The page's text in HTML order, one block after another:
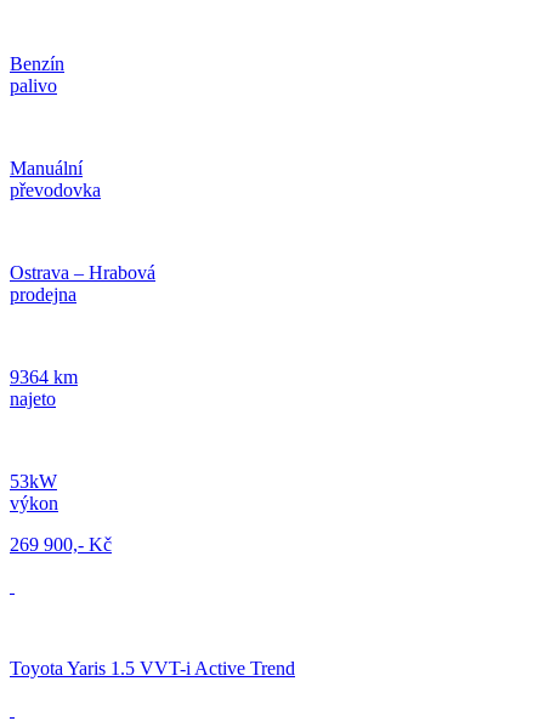
Benzín
palivo
Manuální
převodovka
Ostrava – Hrabová
prodejna
9364 km
najeto
53kW
výkon
269 900,- Kč
Toyota Yaris 1.5 VVT-i Active Trend